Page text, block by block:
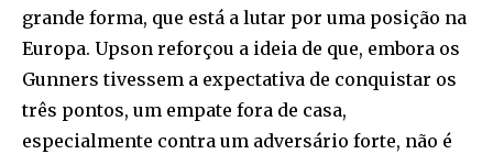
grande forma, que está a lutar por uma posição na
Europa. Upson reforçou a ideia de que, embora os
Gunners tivessem a expectativa de conquistar os
três pontos, um empate fora de casa,
especialmente contra um adversário forte, não é